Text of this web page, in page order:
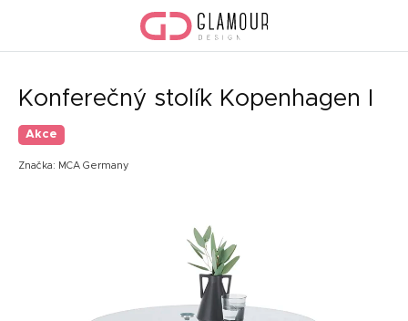
Konferečný stolík Kopenhagen I
Akce
Značka: MCA Germany